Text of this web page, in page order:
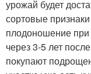
урожай будет
сортовые
плодоношение при
через 3-5 лет
покупают